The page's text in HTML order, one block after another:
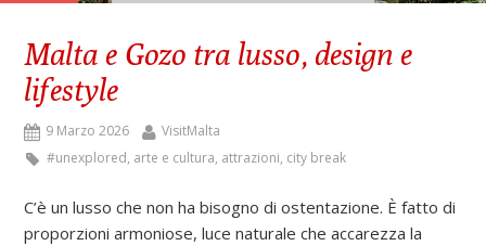
Malta e Gozo tra lusso, design e
lifestyle
9 Marzo 2026
VisitMalta
#unexplored, arte e cultura, attrazioni, city break
C’è un lusso che non ha bisogno di ostentazione. È fatto di
proporzioni armoniose, luce naturale che accarezza la